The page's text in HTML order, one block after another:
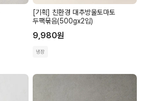
[기획] 친환경 대추방울토마토
두팩묶음(500gx2입)
9,980원
냉장